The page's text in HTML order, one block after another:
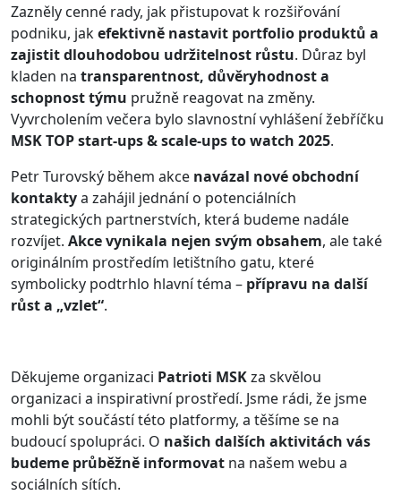
Zazněly cenné rady, jak přistupovat k rozšiřování
podniku, jakefektivně nastavit portfolio produktů a
zajistit dlouhodobou udržitelnost růstu. Důraz byl
kladen na transparentnost, důvěryhodnost a
schopnost týmu pružně reagovat na změny.
Vyvrcholením večera bylo slavnostní vyhlášení žebříčku
MSK TOP start-ups & scale-ups to watch 2025.
Petr Turovský během akce navázal nové obchodní
kontaktya zahájil jednání o potenciálních
strategických partnerstvích, která budeme nadále
rozvíjet. Akce vynikala nejen svým obsahem, ale také
originálním prostředím letištního gatu, které
symbolicky podtrhlo hlavní téma – přípravu na další
růst a „vzlet“.
Děkujeme organizaci Patrioti MSKza skvělou
organizaci a inspirativní prostředí. Jsme rádi, že jsme
mohli být součástí této platformy, a těšíme se na
budoucí spolupráci. O našich dalších aktivitách vás
budeme průběžně informovat na našem webu a
sociálních sítích.